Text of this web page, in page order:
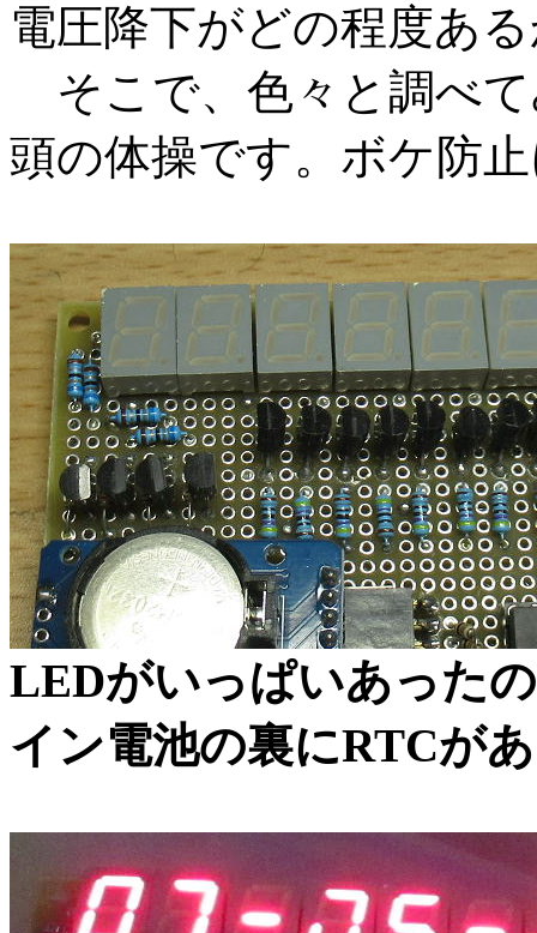
電圧降下がどの程度あ
そこで、色々と調べ
頭の体操です。ボケ防
LEDがいっぱいあった
イン電池の裏にRTCが